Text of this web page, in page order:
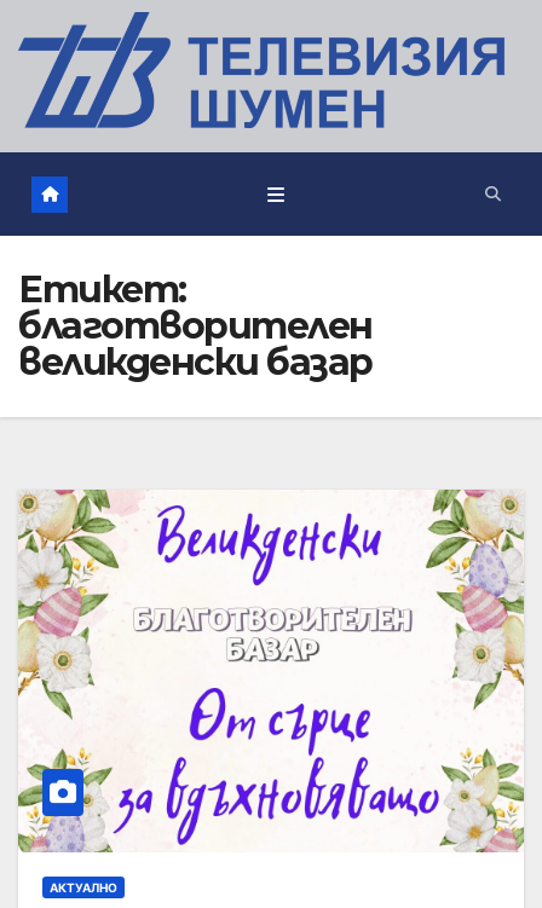
Етикет:
благотворителен
великденски базар
АКТУАЛНО